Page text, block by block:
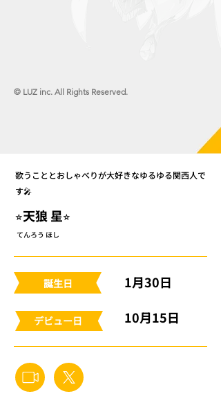
© LUZ inc. All Rights Reserved.
歌うこととおしゃべりが大好きなゆるゆる関西人で
す🎤
⭐︎天狼 星⭐︎
てんろう ほし
​誕生日
​デビュー日
1月30日
10月15日